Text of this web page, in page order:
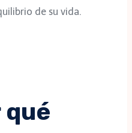
de su vida.
qué